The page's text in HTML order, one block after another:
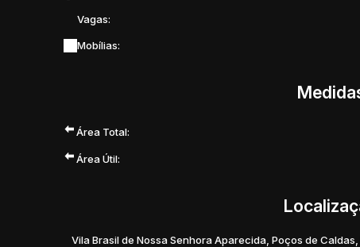
Vagas:
Mobílias:
Área Total:
Área Útil:
Vila Brasil de Nossa Senhora Aparecida Poços de Caldas